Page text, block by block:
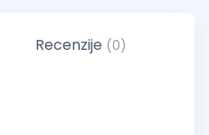
Recenzije (0)